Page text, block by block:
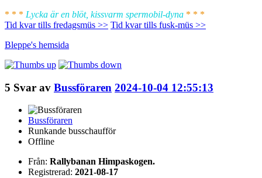
* * * Lycka är en blöt, kissvarm spermobil-dyna * * *
Tid kvar tills fredagsmüs >> Tid kvar tills fusk-müs >>
Bleppe's hemsida
5 Svar av Bussföraren 2024-10-04 12:55:13
Bussföraren
Runkande busschaufför
Offline
Från: Rallybanan Himpaskogen.
Registrerad: 2021-08-17